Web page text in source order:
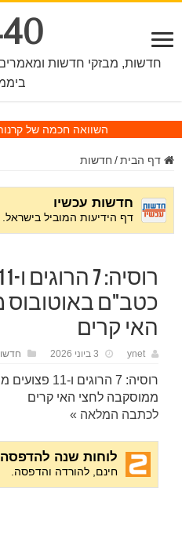
השוואה חכמה של
דף הבית / חדשות
כטב"ם באוטובוס
האי קרים
ynet 3 ביוני 2026
רוסיה: 7
ממוסקבה לחצי האי קרים
לכתבה המלאה »